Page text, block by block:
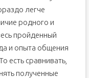
легче
родного и
пройденный
и опыта общения
есть сравнивать,
полученные